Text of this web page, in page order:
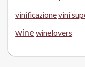
vinificazionevini
wine winelovers